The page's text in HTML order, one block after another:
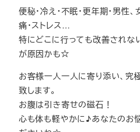
便秘・冷え・不眠・更年期・男性
痛・ストレス…
特にどこに行っても改善されな
が原因かも☆
お客様一人一人に寄り添い、究
致します。
お腹は引き寄せの磁石！
心も体も軽やかに♪あなたのお